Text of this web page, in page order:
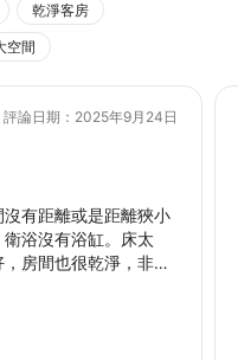
乾淨客房
空間
評論日期：2025年9月24日
有距離或是距離狹小
浴沒有浴缸。床太
房間也很乾淨，非常